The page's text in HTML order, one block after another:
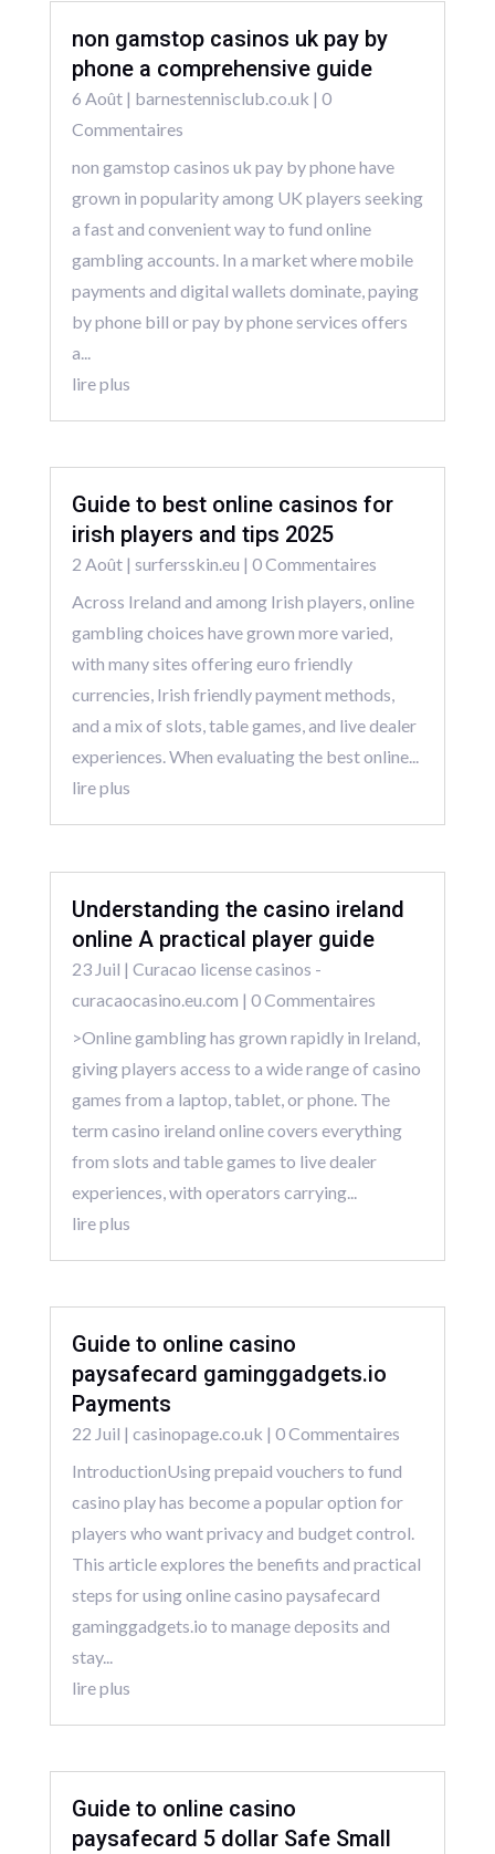
non gamstop casinos uk pay by
phone a comprehensive guide
6 Août| barnestennisclub.co.uk | 0
Commentaires
non gamstop casinos uk pay by phone have
grown in popularity among UK players seeking
a fast and convenient way to fund online
gambling accounts. In a market where mobile
payments and digital wallets dominate, paying
by phone bill or pay by phone services offers
a...
lire plus
Guide to best online casinos for
irish players and tips 2025
2 Août| surfersskin.eu | 0 Commentaires
Across Ireland and among Irish players, online
gambling choices have grown more varied,
with many sites offering euro friendly
currencies, Irish friendly payment methods,
and a mix of slots, table games, and live dealer
experiences. When evaluating the best online...
lire plus
Understanding the casino ireland
online A practical player guide
23 Juil | Curacao license casinos -
curacaocasino.eu.com | 0 Commentaires
>Online gambling has grown rapidly in Ireland,
giving players access to a wide range of casino
games from a laptop, tablet, or phone. The
term casino ireland online covers everything
from slots and table games to live dealer
experiences, with operators carrying...
lire plus
Guide to online casino
paysafecard gaminggadgets.io
Payments
22 Juil | casinopage.co.uk | 0 Commentaires
IntroductionUsing prepaid vouchers to fund
casino play has become a popular option for
players who want privacy and budget control.
This article explores the benefits and practical
steps for using online casino paysafecard
gaminggadgets.io to manage deposits and
stay...
lire plus
Guide to online casino
paysafecard 5 dollar Safe Small